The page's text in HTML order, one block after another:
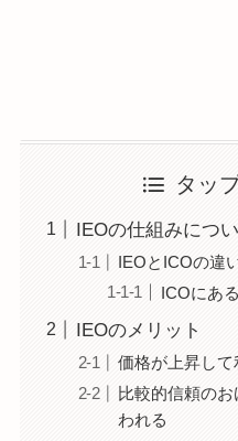
タッ
IEOの仕組みにつ
IEOとICOの違
ICOにあ
IEOのメリット
価格が上昇し
比較的信頼の
われる